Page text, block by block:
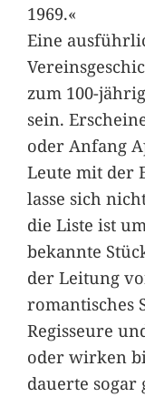
1969.«
Eine
zum 100-
sein.
oder Anfang
Leute mit der
lasse sich
die Liste ist
bekannte
der Leitung
romantisches
Regisseure
oder wirken
dauerte sogar